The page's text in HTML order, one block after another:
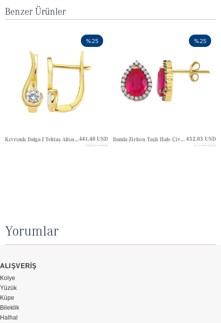
Benzer Ürünler
Kıvrımlı Dalga J Tektaş Altın Küpe441.48 USD
588.64 USD
%25
Damla Zirkon Taşlı Halo Çivili Altın Küpe 432.83 USD
577.10 USD
%25
Yorumlar
ALIŞVERİŞ
Kolye
Yüzük
Küpe
Bileklik
Halhal